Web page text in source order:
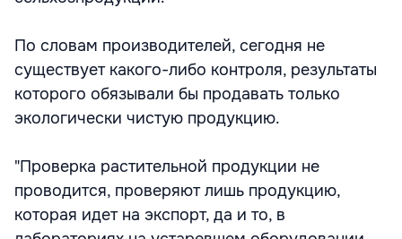
По словам производителей, сегодня не
существует какого-либо контроля, результаты
которого обязывали бы продавать только
экологически чистую продукцию.
"Проверка растительной продукции не
проводится, проверяют лишь продукцию,
которая идет на экспорт, да и то, в